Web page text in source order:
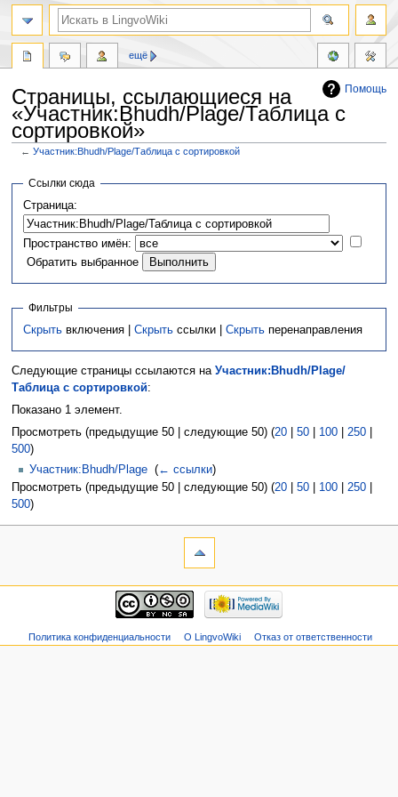
Помощь
Страницы, ссылающиеся на
«Участник:Bhudh/Plage/Таблица с
сортировкой»
←Участник:Bhudh/Plage/Таблица с сортировкой
Перейти
навигации
Перейти
поиску
Ссылки сюда
Страница:
Пространство имён:
Обратить выбранное
Фильтры
Скрыть включения |Скрыть ссылки |Скрыть перенаправления
Следующие страницы ссылаются на Участник:Bhudh/Plage/
Таблица с сортировкой:
Показано 1 элемент.
Просмотреть (предыдущие 50 | следующие 50) (20| 50| 100| 250|
500)
Участник:Bhudh/Plage (← ссылки)
Просмотреть (предыдущие 50 | следующие 50) (20| 50| 100| 250|
500)
ещё
Политика конфиденциальности О LingvoWiki Отказ от ответственности